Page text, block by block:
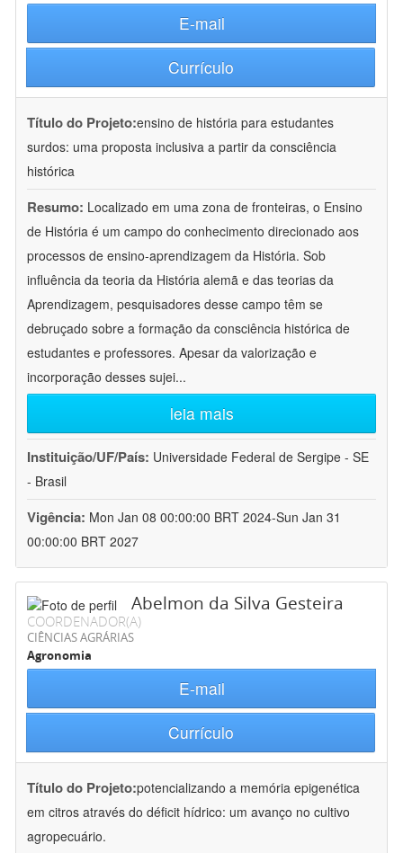
E-mail
Currículo
Título do Projeto:ensino de história para estudantes
surdos: uma proposta inclusiva a partir da consciência
histórica
Resumo: Localizado em uma zona de fronteiras, o Ensino
de História é um campo do conhecimento direcionado aos
processos de ensino-aprendizagem da História. Sob
influência da teoria da História alemã e das teorias da
Aprendizagem, pesquisadores desse campo têm se
debruçado sobre a formação da consciência histórica de
estudantes e professores. Apesar da valorização e
incorporação desses sujei...
leia mais
Instituição/UF/País: Universidade Federal de Sergipe - SE
- Brasil
Vigência: Mon Jan 08 00:00:00 BRT 2024-Sun Jan 31
00:00:00 BRT 2027
Abelmon da Silva Gesteira
COORDENADOR(A)
CIÊNCIAS AGRÁRIAS
Agronomia
E-mail
Currículo
Título do Projeto:potencializando a memória epigenética
em citros através do déficit hídrico: um avanço no cultivo
agropecuário.